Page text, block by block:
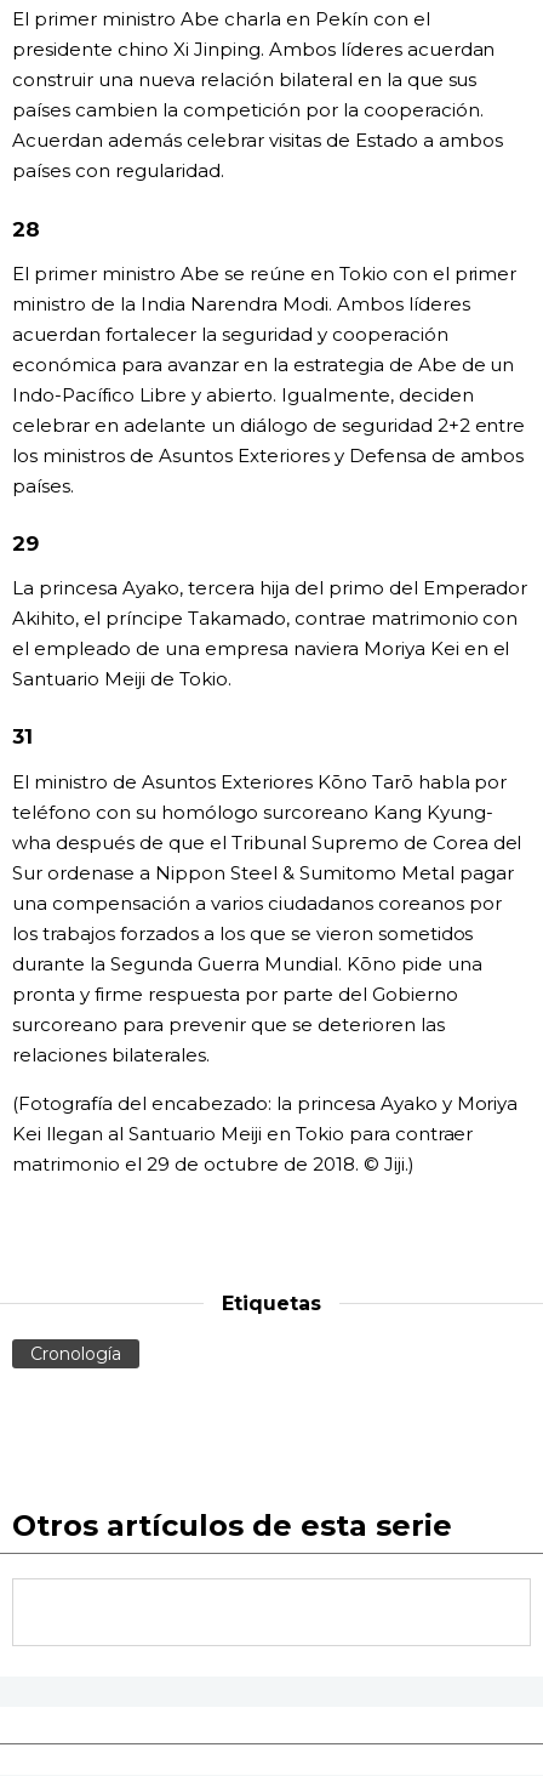
El primer ministro Abe charla en Pekín con el
presidente chino Xi Jinping. Ambos líderes acuerdan
construir una nueva relación bilateral en la que sus
países cambien la competición por la cooperación.
Acuerdan además celebrar visitas de Estado a ambos
países con regularidad.
28
El primer ministro Abe se reúne en Tokio con el primer
ministro de la India Narendra Modi. Ambos líderes
acuerdan fortalecer la seguridad y cooperación
económica para avanzar en la estrategia de Abe de un
Indo-Pacífico Libre y abierto. Igualmente, deciden
celebrar en adelante un diálogo de seguridad 2+2 entre
los ministros de Asuntos Exteriores y Defensa de ambos
países.
29
La princesa Ayako, tercera hija del primo del Emperador
Akihito, el príncipe Takamado, contrae matrimonio con
el empleado de una empresa naviera Moriya Kei en el
Santuario Meiji de Tokio.
31
El ministro de Asuntos Exteriores Kōno Tarō habla por
teléfono con su homólogo surcoreano Kang Kyung-
wha después de que el Tribunal Supremo de Corea del
Sur ordenase a Nippon Steel & Sumitomo Metal pagar
una compensación a varios ciudadanos coreanos por
los trabajos forzados a los que se vieron sometidos
durante la Segunda Guerra Mundial. Kōno pide una
pronta y firme respuesta por parte del Gobierno
surcoreano para prevenir que se deterioren las
relaciones bilaterales.
(Fotografía del encabezado: la princesa Ayako y Moriya
Kei llegan al Santuario Meiji en Tokio para contraer
matrimonio el 29 de octubre de 2018. © Jiji.)
Etiquetas
Cronología
Otros artículos de esta serie